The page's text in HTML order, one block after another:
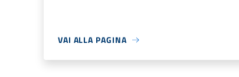
VAI ALLA PAGINA